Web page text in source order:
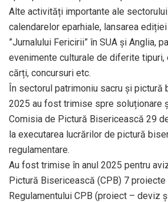
Alte activități importante ale
calendarelor eparhiale, lansarea
”Jurnalului Fericirii” în SUA și Anglia,
evenimente culturale de diferite
cărți, concursuri etc.
În sectorul patrimoniu sacru și pictură
2025 au fost trimise spre soluționare
Comisia de Pictură Bisericească 29
la executarea lucrărilor de pictură
regulamentare.
Au fost trimise în anul 2025 pentru
Pictură Bisericească (CPB) 7
Regulamentului CPB (proiect – deviz